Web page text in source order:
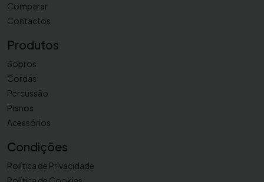
t
e
A
C
C
L
K
I
Comparar
Contactos
Produtos
Sopros
Cordas
Percussão
Pianos
Acessórios
Condições
Política de Privacidade